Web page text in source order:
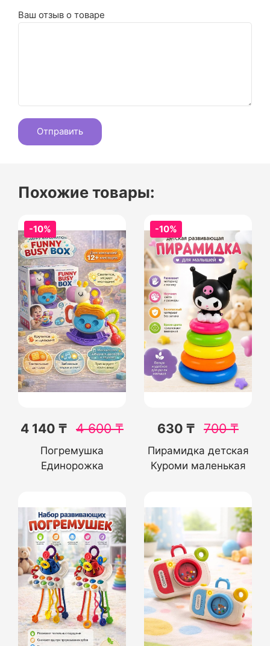
Ваш отзыв о товаре
Похожие товары:
-10%
4 140 ₸ 4 600₸
Погремушка
Единорожка
-10%
630 ₸ 700₸
Пирамидка детская
Куроми маленькая